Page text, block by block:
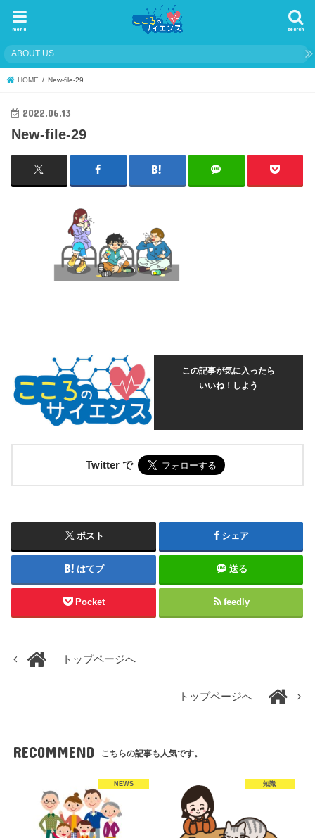
search
menu
ABOUT US
HOME New-file-29
2022.06.13
New-file-29
この記事が気に入ったら
いいね！しよう
Twitter で
ポスト シェア
はてブ 送る
Pocket feedly
トップページへ
トップページへ
RECOMMEND こちらの記事も人気です。
NEWS 知識